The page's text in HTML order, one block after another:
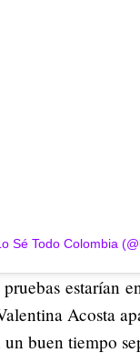
Sé Todo Colombia
estarían
Acosta
buen tiempo